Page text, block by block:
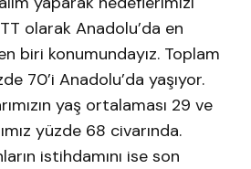
olarak Anadolu’da en
biri konumundayız. Toplam
70’i Anadolu’da yaşıyor.
yaş ortalaması 29 ve
yüzde 68 civarında.
istihdamını ise son